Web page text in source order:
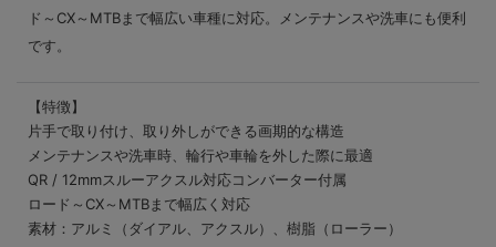
ド～CX～MTBまで幅広い車種に対応。メンテナンスや洗車にも便利
です。
【特徴】
片手で取り付け、取り外しができる画期的な構造
メンテナンスや洗車時、輪行や車輪を外した際に最適
QR / 12mmスルーアクスル対応コンバーター付属
ロード～CX～MTBまで幅広く対応
素材：アルミ（ダイアル、アクスル）、樹脂（ローラー）